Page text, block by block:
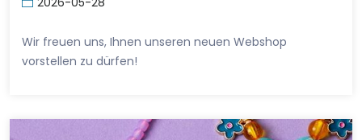
Wir freuen uns, Ihnen unseren neuen Webshop
vorstellen zu dürfen!